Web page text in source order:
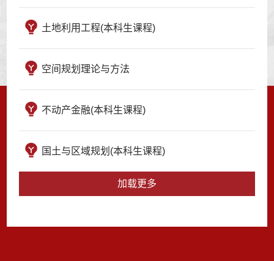
土地利用工程(本科生课程)
空间规划理论与方法
不动产金融(本科生课程)
国土与区域规划(本科生课程)
加载更多